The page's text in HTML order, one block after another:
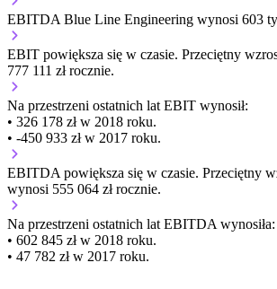
EBITDA Blue Line Engineering wynosi 603
EBIT powiększa się w czasie. Przeciętny
777 111 zł rocznie.
Na przestrzeni ostatnich lat EBIT wynosił:
• 326 178 zł w 2018 roku.
• -450 933 zł w 2017 roku.
EBITDA powiększa się w czasie. Przeciętny
wynosi 555 064 zł rocznie.
Na przestrzeni ostatnich lat EBITDA wynosiła:
• 602 845 zł w 2018 roku.
• 47 782 zł w 2017 roku.